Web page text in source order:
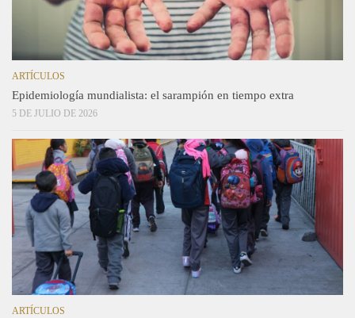
ARTÍCULOS
Epidemiología mundialista: el sarampión en tiempo extra
5 DE JULIO DE 2026
ARTÍCULOS